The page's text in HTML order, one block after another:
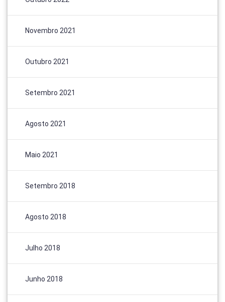
Novembro 2021
Outubro 2021
Setembro 2021
Agosto 2021
Maio 2021
Setembro 2018
Agosto 2018
Julho 2018
Junho 2018